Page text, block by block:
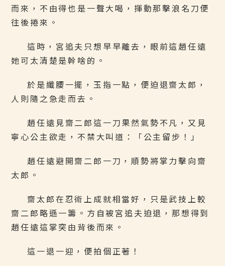
而來，不由得也是一聲大喝，揮動那擊浪名刀便
往後捲來。
這時，宮追夫只想早早離去，眼前這趙任遠
她可太清楚是幹啥的。
於是纖腰一擺，玉指一點，便迫退齋太郎，
人則隨之急走而去。
趙任遠見齋二郎這一刀果然氣勢不凡，又見
寧心公主欲走，不禁大叫道：「公主留步！」
趙任遠避開齋二郎一刀，順勢將掌力擊向齋
太郎。
齋太郎在忍術上成就相當好，只是武技上較
齋二郎略遜一籌。方自被宮追夫迫退，那想得到
趙任遠這掌突由背後而來。
這一退一迎，便拍個正著！